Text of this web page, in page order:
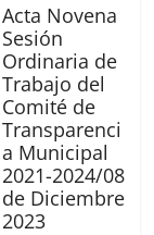
Acta Novena
Sesión
Ordinaria de
Trabajo del
Comité de
Transparenci
a Municipal
2021-2024/08
de Diciembre
2023